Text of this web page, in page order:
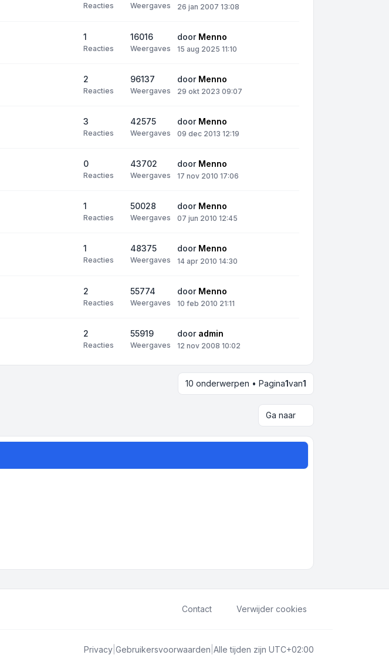
Reacties Weergaves 26 jan 2007 13:08
1
Reacties
16016
Weergaves
door Menno
15 aug 2025 11:10
2
Reacties
96137
Weergaves
door Menno
29 okt 2023 09:07
3
Reacties
42575
Weergaves
door Menno
09 dec 2013 12:19
0
Reacties
43702
Weergaves
door Menno
17 nov 2010 17:06
1
Reacties
50028
Weergaves
door Menno
07 jun 2010 12:45
1
Reacties
48375
Weergaves
door Menno
14 apr 2010 14:30
2
Reacties
55774
Weergaves
door Menno
10 feb 2010 21:11
2
Reacties
55919
Weergaves
door admin
12 nov 2008 10:02
10 onderwerpen • Pagina1van1
Ga naar
Contact Verwijder cookies
Privacy Gebruikersvoorwaarden Alle tijden zijn UTC+02:00